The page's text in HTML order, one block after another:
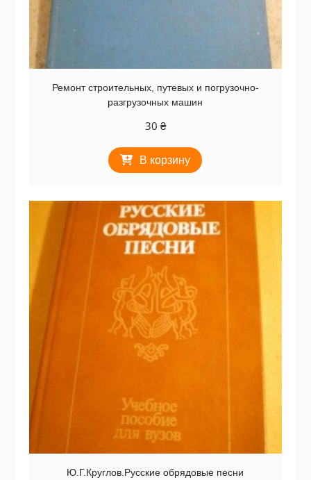
Ремонт строительных, путевых и погрузочно-
разгрузочных машин
30 ₴
В корзину
Ю.Г.Круглов.Русские обрядовые песни